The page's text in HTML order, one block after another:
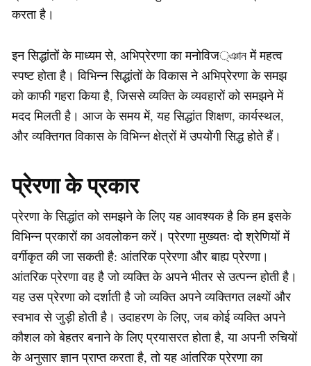
करता है।
इन सिद्धांतों के माध्यम से, अभिप्रेरणा का मनोविज্ঞান में महत्व
स्पष्ट होता है। विभिन्न सिद्धांतों के विकास ने अभिप्रेरणा के समझ
को काफी गहरा किया है, जिससे व्यक्ति के व्यवहारों को समझने में
मदद मिलती है। आज के समय में, यह सिद्धांत शिक्षण, कार्यस्थल,
और व्यक्तिगत विकास के विभिन्न क्षेत्रों में उपयोगी सिद्ध होते हैं।
प्रेरणा के प्रकार
प्रेरणा के सिद्धांत को समझने के लिए यह आवश्यक है कि हम इसके
विभिन्न प्रकारों का अवलोकन करें। प्रेरणा मुख्यतः दो श्रेणियों में
वर्गीकृत की जा सकती है: आंतरिक प्रेरणा और बाह्य प्रेरणा।
आंतरिक प्रेरणा वह है जो व्यक्ति के अपने भीतर से उत्पन्न होती है।
यह उस प्रेरणा को दर्शाती है जो व्यक्ति अपने व्यक्तिगत लक्ष्यों और
स्वभाव से जुड़ी होती है। उदाहरण के लिए, जब कोई व्यक्ति अपने
कौशल को बेहतर बनाने के लिए प्रयासरत होता है, या अपनी रुचियों
के अनुसार ज्ञान प्राप्त करता है, तो यह आंतरिक प्रेरणा का